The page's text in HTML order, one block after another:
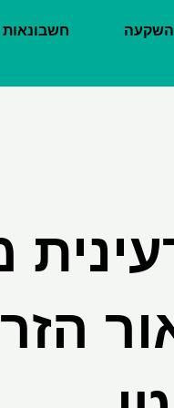
השקעה
חשבונאות